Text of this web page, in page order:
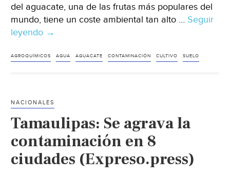
del aguacate, una de las frutas más populares del
mundo, tiene un coste ambiental tan alto … Seguir
leyendo MÉXICO:
que
aguacate
podría
provocar
un
colapso
→
AGROQUÍMICOS AGUA AGUACATE CONTAMINACIÓN CULTIVO SUELO
NACIONALES
Tamaulipas: Se agrava la
contaminación en 8
ciudades (Expreso.press)